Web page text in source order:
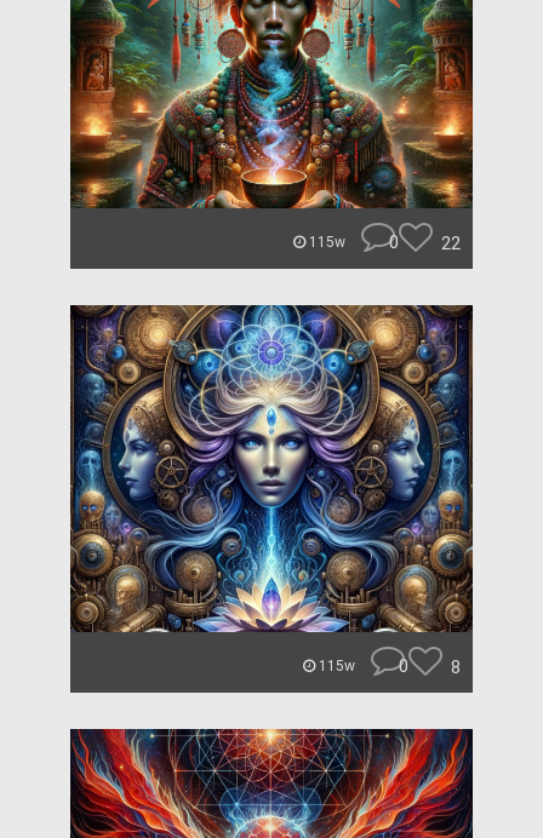
115w 0 22
115w 0 8